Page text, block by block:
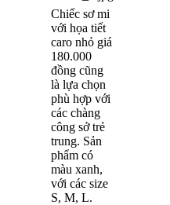
Chiếc sơ mi
với họa tiết
caro nhỏ giá
180.000
đồng cũng
là lựa chọn
phù hợp với
các chàng
công sở trẻ
trung. Sản
phẩm có
màu xanh,
với các size
S, M, L.